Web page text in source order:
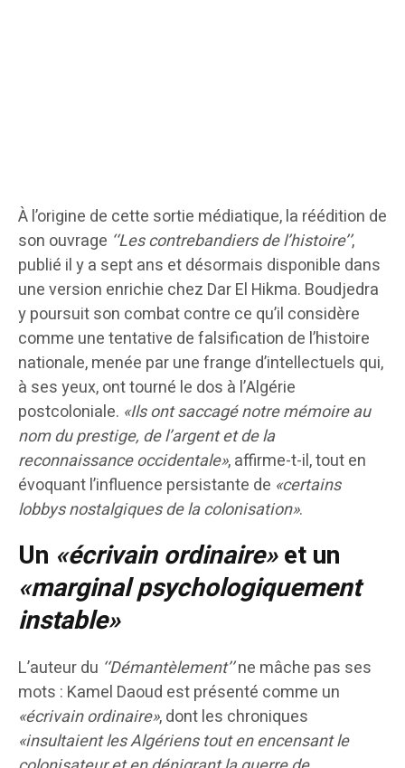
À l’origine de cette sortie médiatique, la réédition de
son ouvrage ‘‘Les contrebandiers de l’histoire’’,
publié il y a sept ans et désormais disponible dans
une version enrichie chez Dar El Hikma. Boudjedra
y poursuit son combat contre ce qu’il considère
comme une tentative de falsification de l’histoire
nationale, menée par une frange d’intellectuels qui,
à ses yeux, ont tourné le dos à l’Algérie
postcoloniale. «Ils ont saccagé notre mémoire au
nom du prestige, de l’argent et de la
reconnaissance occidentale», affirme-t-il, tout en
évoquant l’influence persistante de «certains
lobbys nostalgiques de la colonisation».
Un «écrivain ordinaire»et un
«marginal psychologiquement
instable»
L’auteur du ‘‘Démantèlement’’ne mâche pas ses
mots : Kamel Daoud est présenté comme un
«écrivainordinaire», dont les chroniques
«insultaient les Algériens tout en encensant le